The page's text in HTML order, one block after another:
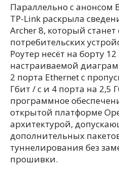
Параллельно с анонсом
TP-Link раскрыла
Archer 8, который
потребительских
Роутер несёт на борту
настраиваемой
2 порта Ethernet с
Гбит / с и 4 порта на 2,5
программное
открытой платформе
архитектурой,
дополнительных
туннелирования без
прошивки.